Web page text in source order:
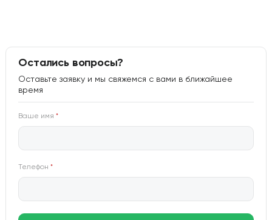
Остались вопросы?
Оставьте заявку и мы свяжемся с вами в ближайшее
время
Ваше имя*
Телефон*